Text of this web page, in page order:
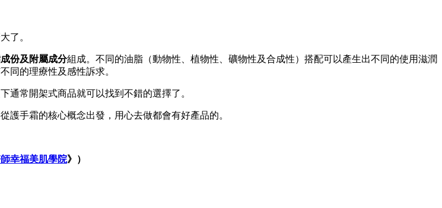
了。
份及附屬成分組成。不同的油脂（動物性、植物性、礦物性及合成性）搭配可以產生出不同的使用滋潤
同的理療性及感性訴求。
通常開架式商品就可以找到不錯的選擇了。
護手霜的核心概念出發，用心去做都會有好產品的。
幸福美肌學院》）